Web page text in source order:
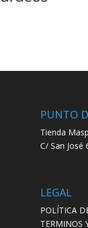
PUNTO
Tienda
C/ San José
LEGAL
POLÍTICA
TERMINOS